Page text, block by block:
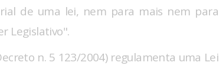
de uma lei, nem para mais nem para
Legislativo".
n. 5 123/2004) regulamenta uma Lei